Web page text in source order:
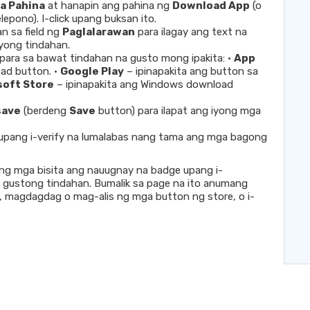
Pahina at hanapin ang pahina ng Download App (o
I-click upang buksan ito.
sa field ng Paglalarawan para ilagay ang text na
tindahan.
sa bawat tindahan na gusto mong ipakita: • App
button. • Google Play – ipinapakita ang button sa
Store – ipinapakita ang Windows download
(berdeng Save button) para ilapat ang iyong mga
i-verify na lumalabas nang tama ang mga bagong
mga bisita ang nauugnay na badge upang i-
tindahan. Bumalik sa page na ito anumang
o mag-alis ng mga button ng store, o i-